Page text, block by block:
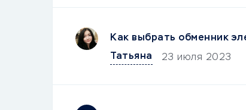
Как выбрать обменник
Татьяна
23 июля 2023